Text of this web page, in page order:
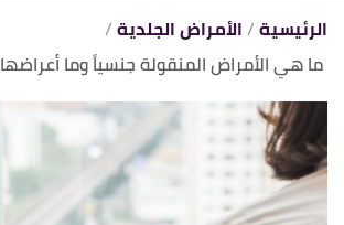
الرئيسية الأمراض الجلدية
ما هي الأمراض المنقولة جنسياً وما أعراضها